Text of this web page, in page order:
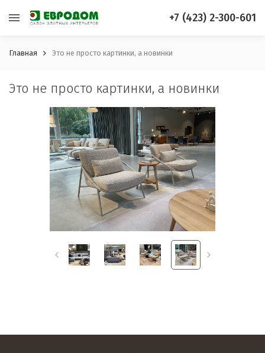
+7 (423) 2-300-601
Главная Это не просто картинки, а новинки
Это не просто картинки, а новинки